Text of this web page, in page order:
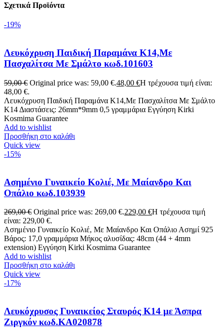
Σχετικά Προϊόντα
-19%
Λευκόχρυση Παιδική Παραμάνα K14,Με
Πασχαλίτσα Με Σμάλτο κωδ.101603
59,00€ Original price was: 59,00 €.48,00 €Η τρέχουσα τιμή είναι:
48,00 €.
Λευκόχρυση Παιδική Παραμάνα K14,Με Πασχαλίτσα Με Σμάλτο
Κ14 Διαστάσεις: 26mm*9mm 0,5 γραμμάρια Εγγύηση Kirki
Kosmima Guarantee
Add to wishlist
Προσθήκη στο καλάθι
Quick view
-15%
Ασημένιο Γυναικείο Κολιέ, Με Μαίανδρο Και
Οπάλιο κωδ.103939
269,00€ Original price was: 269,00 €.229,00 €Η τρέχουσα τιμή
είναι: 229,00 €.
Ασημένιο Γυναικείο Κολιέ, Με Μαίανδρο Και Οπάλιο Ασημί 925
Βάρος: 17,0 γραμμάρια Μήκος αλυσίδας: 48cm (44 + 4mm
extension) Eγγύηση Kirki Kosmima Guarantee
Add to wishlist
Προσθήκη στο καλάθι
Quick view
-17%
Λευκόχρυσος Γυναικείος Σταυρός Κ14 με Άσπρα
Ζιργκόν κωδ.ΚΑ020878